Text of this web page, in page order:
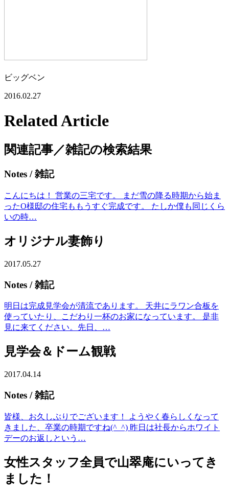
ビッグベン
2016.02.27
Related Article
関連記事／雑記の検索結果
Notes / 雑記
こんにちは！ 営業の三宅です。 まだ雪の降る時期から始ま
ったO様邸の住宅ももうすぐ完成です。 たしか僕も同じくら
いの時…
オリジナル妻飾り
2017.05.27
Notes / 雑記
明日は完成見学会が清流であります。 天井にラワン合板を
使っていたり、こだわり一杯のお家になっています。 是非
見に来てください。先日、…
見学会＆ドーム観戦
2017.04.14
Notes / 雑記
皆様、お久しぶりでございます！ ようやく春らしくなって
きました、卒業の時期ですね(^_^) 昨日は社長からホワイト
デーのお返しという…
女性スタッフ全員で山翠庵にいってき
ました！